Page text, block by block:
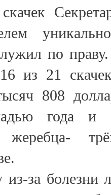
по
из 21
808
года и
жеребца-
за болезни